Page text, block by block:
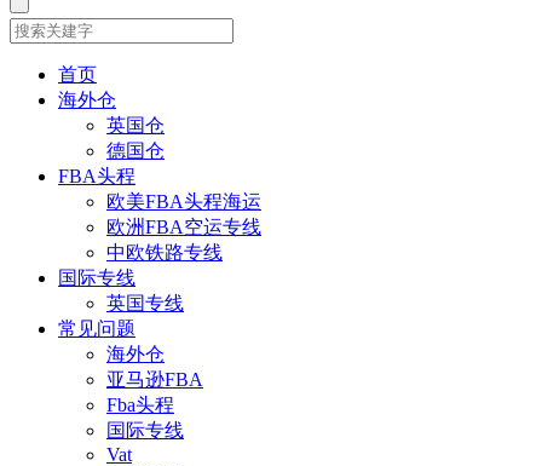
首页
海外仓
英国仓
德国仓
FBA头程
欧美FBA头程海运
欧洲FBA空运专线
中欧铁路专线
国际专线
英国专线
常见问题
海外仓
亚马逊FBA
Fba头程
国际专线
Vat